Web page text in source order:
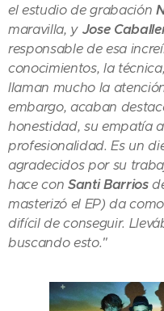
el estudio de grabación
maravilla, y Jose
responsable de esa
conocimientos, la
llaman mucho la
embargo, acaban
honestidad, su empatía
profesionalidad. Es un
agradecidos por su
hace conSanti Barrios
masterizó el EP) da
difícil de conseguir.
buscando esto."